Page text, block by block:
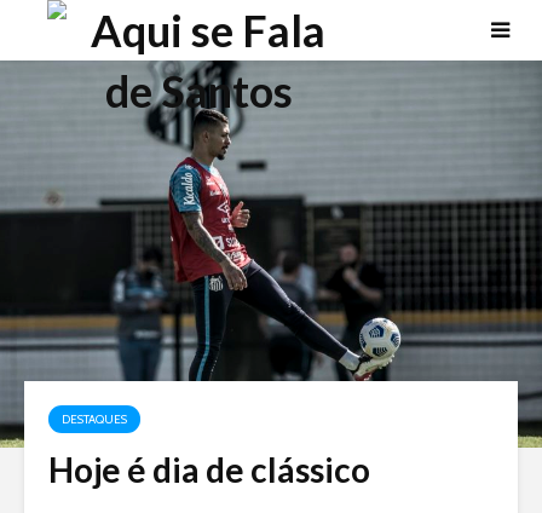
DESTAQUES
Hoje é dia de clássico